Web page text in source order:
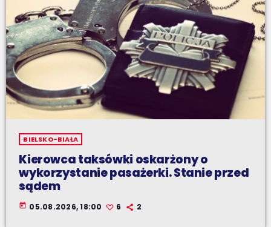
BIELSKO-BIAŁA
Kierowca taksówki oskarżony o
wykorzystanie pasażerki. Stanie przed
sądem
today 05.08.2026, 18:00 6 2